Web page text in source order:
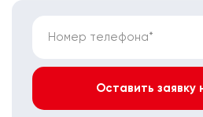
Номер телефона*
Оставить заявку